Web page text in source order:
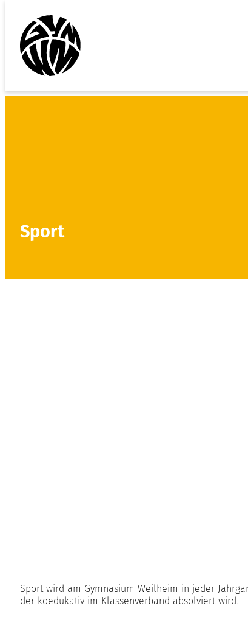
Sport
Sport wird am Gymnasium Weilheim in jeder
der koedukativ im Klassenverband absolviert wird.